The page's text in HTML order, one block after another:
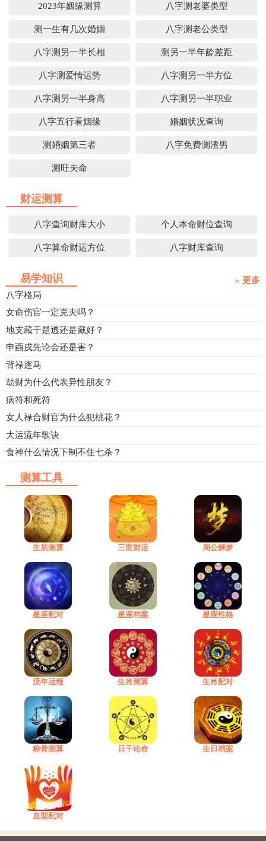
2023年姻缘测算 八字测老婆类型
测一生有几次婚姻 八字测老公类型
八字测另一半长相 测另一半年龄差距
八字测爱情运势 八字测另一半方位
八字测另一半身高 八字测另一半职业
八字五行看姻缘 婚姻状况查询
测婚姻第三者 八字免费测渣男
测旺夫命
财运测算
八字查询财库大小 个人本命财位查询
八字算命财运方位 八字财库查询
易学知识
» 更多
八字格局
女命伤官一定克夫吗？
地支藏干是透还是藏好？
申酉戌先论会还是害？
背禄逐马
劫财为什么代表异性朋友？
病符和死符
女人禄合财官为什么犯桃花？
大运流年歌诀
食神什么情况下制不住七杀？
测算工具
生辰测算 三世财运 周公解梦
星座配对 星座档案 星座性格
流年运程 生肖测算 生肖配对
称骨测算 日干论命 生日档案
血型配对